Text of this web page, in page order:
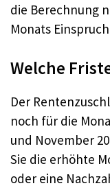
die Berechnung
Monats
Welche
Der
noch für die
und November
Sie die erhöhte
oder eine